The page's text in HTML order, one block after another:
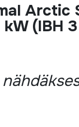
Arctic
(IBH 3